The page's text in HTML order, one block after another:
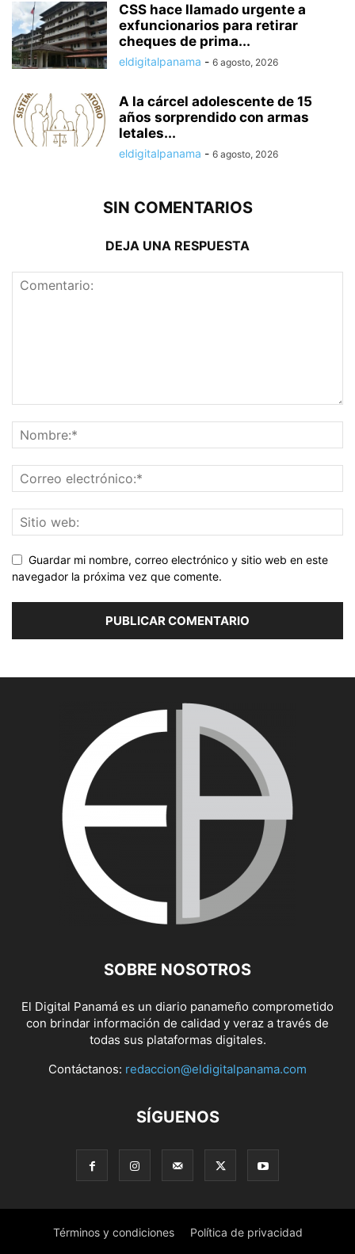
CSS hace llamado urgente a
exfuncionarios para retirar
cheques de prima...
eldigitalpanama - 6 agosto, 2026
A la cárcel adolescente de 15
años sorprendido con armas
letales...
eldigitalpanama - 6 agosto, 2026
SIN COMENTARIOS
DEJA UNA RESPUESTA
Guardar mi nombre, correo electrónico y sitio web en este
navegador la próxima vez que comente.
SOBRE NOSOTROS
El Digital Panamá es un diario panameño comprometido
con brindar información de calidad y veraz a través de
todas sus plataformas digitales.
Contáctanos: redaccion@eldigitalpanama.com
SÍGUENOS
Términos y condiciones Política de privacidad